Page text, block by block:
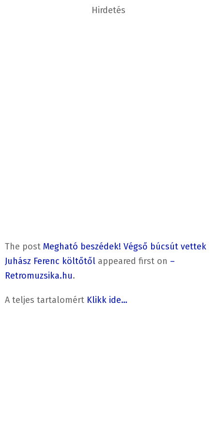
Hirdetés
The post Megható beszédek! Végső búcsút vettek
Juhász Ferenc költőtől appeared first on –
Retromuzsika.hu.
A teljes tartalomért Klikk ide…